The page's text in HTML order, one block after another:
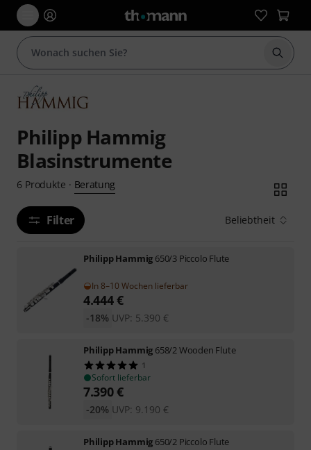
Suche
Philipp Hammig
Blasinstrumente
6 Produkte · Beratung
Filter Beliebtheit
Philipp Hammig 650/3 Piccolo Flute
In 8–10 Wochen lieferbar
4.444€
UVP: 5.390 €
-18%
Philipp Hammig 658/2 Wooden Flute
1
Sofort lieferbar
7.390€
UVP: 9.190 €
-20%
Philipp Hammig 650/2 Piccolo Flute